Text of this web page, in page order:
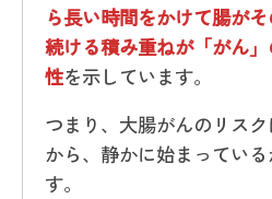
ら長い時間をかけて腸が
続ける積み重ねが「がん
性を示しています。
つまり、大腸がんのリス
から、静かに始まってい
す。